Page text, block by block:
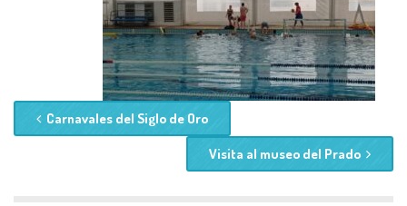
Carnavales del Siglo de Oro
Visita al museo del Prado